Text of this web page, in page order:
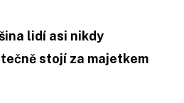
lidí asi nikdy
stojí za majetkem